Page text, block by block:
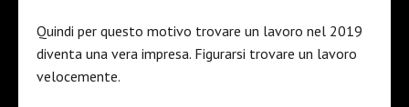
Quindi per questo motivo trovare un lavoro nel 2019
diventa una vera impresa. Figurarsi trovare un lavoro
velocemente.